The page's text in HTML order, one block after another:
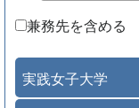
兼務先を含める
実践女子大学